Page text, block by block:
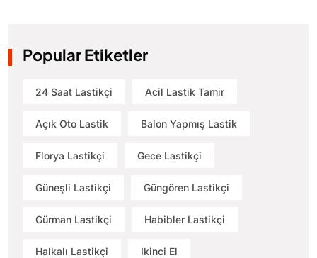
Popular Etiketler
24 Saat Lastikçi Acil Lastik Tamir
Açık Oto Lastik Balon Yapmış Lastik
Florya Lastikçi Gece Lastikçi
Güneşli Lastikçi Güngören Lastikçi
Gürman Lastikçi Habibler Lastikçi
Halkalı Lastikçi Ikinci El